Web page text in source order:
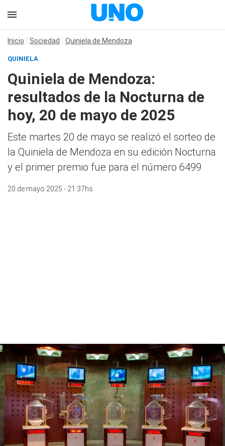
Inicio Sociedad Quiniela de Mendoza
QUINIELA
Quiniela de Mendoza:
resultados de la Nocturna de
hoy, 20 de mayo de 2025
Este martes 20 de mayo se realizó el sorteo de
la Quiniela de Mendoza en su edición Nocturna
y el primer premio fue para el número 6499
20 de mayo 2025 - 21:37hs